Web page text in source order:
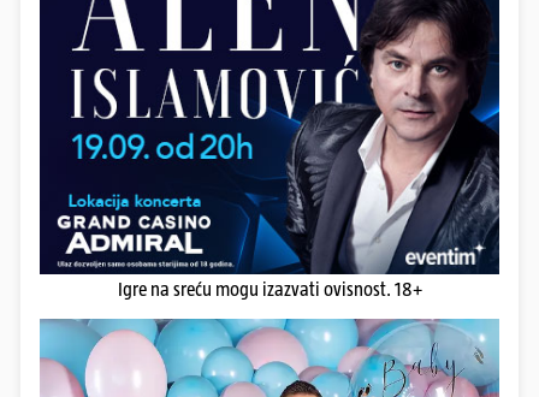
Igre na sreću mogu izazvati ovisnost. 18+